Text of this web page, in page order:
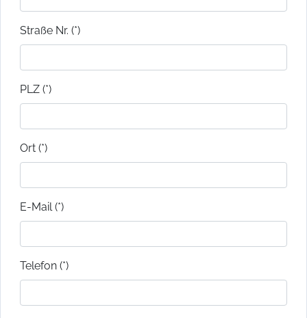
Straße Nr. (*)
PLZ (*)
Ort (*)
E-Mail (*)
Telefon (*)